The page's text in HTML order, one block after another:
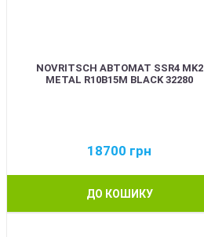
NOVRITSCH АВТОМАТ SSR4 MK2
METAL R10B15M BLACK 32280
18700 грн
ДО КОШИКУ